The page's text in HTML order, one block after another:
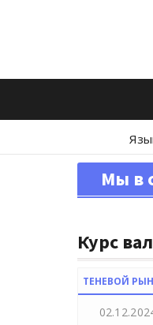
Мы в
Курс
ТЕНЕВОЙ